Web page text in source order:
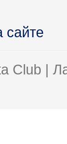
сайте
Club |